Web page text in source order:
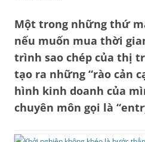
Một trong những thứ
nếu muốn mua thời
trình sao chép của thị
tạo ra những “rào cản
hình kinh doanh của
chuyên môn gọi là